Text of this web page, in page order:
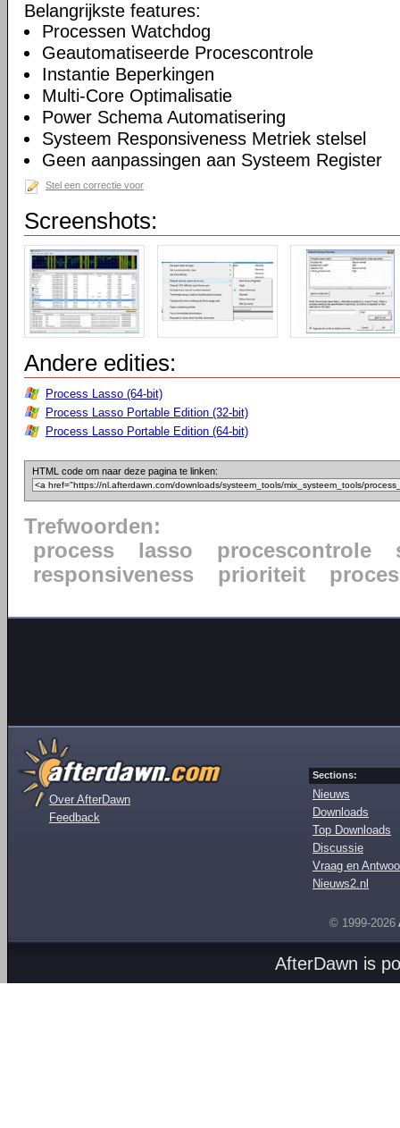
Belangrijkste features:
Processen Watchdog
Geautomatiseerde Procescontrole
Instantie Beperkingen
Multi-Core Optimalisatie
Power Schema Automatisering
Systeem Responsiveness Metriek stelsel
Geen aanpassingen aan Systeem Register
Stel een correctie voor
Screenshots:
Andere edities:
Process Lasso (64-bit)
Process Lasso Portable Edition (32-bit)
Process Lasso Portable Edition (64-bit)
HTML code om naar deze pagina te linken:
Trefwoorden:
process
lasso procescontrole
responsiveness
prioriteit
Over AfterDawn
Feedback
Sections:
Nieuws
Downloads
Top Downloads
Discussie
Vraag en
Nieuws2.nl
© 1999-2026
AfterDawn is